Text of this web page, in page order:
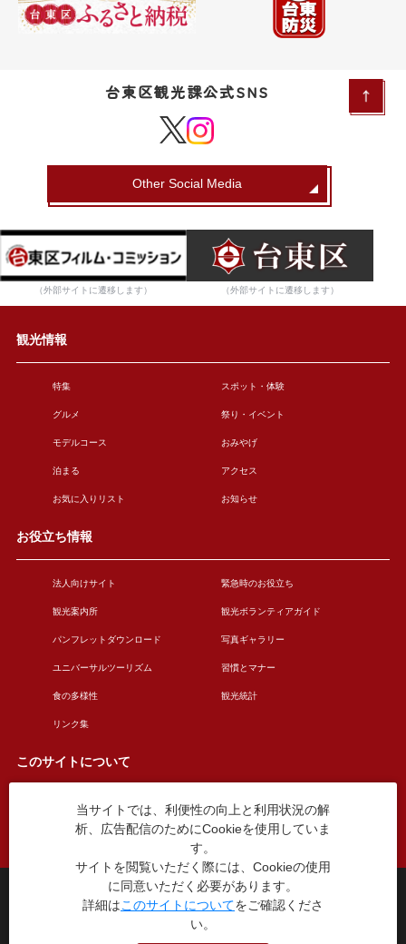
台東区観光課公式SNS
Other Social Media
（外部サイトに遷移します） （外部サイトに遷移します）
観光情報
特集 スポット・体験
グルメ 祭り・イベント
モデルコース おみやげ
泊まる アクセス
お気に入りリスト お知らせ
お役立ち情報
法人向けサイト 緊急時のお役立ち
観光案内所 観光ボランティアガイド
パンフレットダウンロード 写真ギャラリー
ユニバーサルツーリズム 習慣とマナー
食の多様性 観光統計
リンク集
このサイトについて
このサイトについて 広告掲載について
お問い合わせ
台東区役所観光課
〒110-8615 東京都台東区東上野4丁目5番6号
TEL：03-5246-1151
当サイトでは、利便性の向上と利用状況の解
析、広告配信のためにCookieを使用していま
す。
サイトを閲覧いただく際には、Cookieの使用
に同意いただく必要があります。
詳細はこのサイトについてをご確認くださ
い。